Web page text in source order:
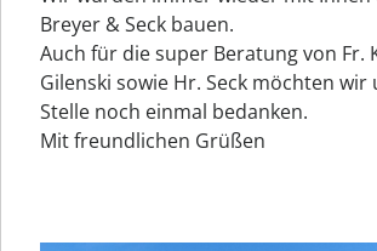
Breyer & Seck bauen.
Auch für die super Beratung von Fr.
Gilenski sowie Hr. Seck möchten wir
Stelle noch einmal bedanken.
Mit freundlichen Grüßen